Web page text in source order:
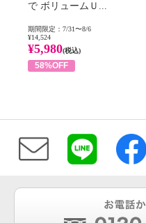
で ボリュームＵ...
期間限定：7/31〜8/6
¥14,524
¥5,980(税込)
58%OFF